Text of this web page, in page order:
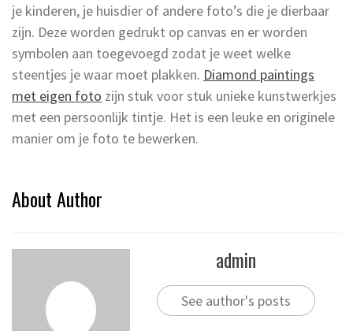
je kinderen, je huisdier of andere foto’s die je dierbaar
zijn. Deze worden gedrukt op canvas en er worden
symbolen aan toegevoegd zodat je weet welke
steentjes je waar moet plakken. Diamond paintings
met eigen foto zijn stuk voor stuk unieke kunstwerkjes
met een persoonlijk tintje. Het is een leuke en originele
manier om je foto te bewerken.
About Author
admin
See author's posts